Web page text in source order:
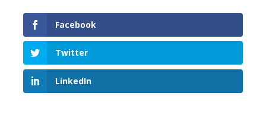
Facebook
Twitter
LinkedIn